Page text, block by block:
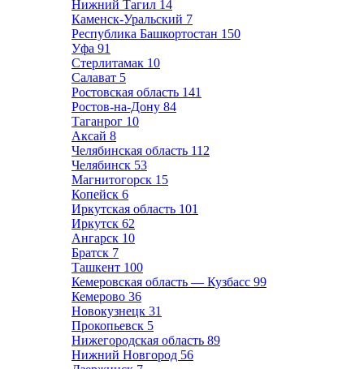
Нижний Тагил 14
Каменск-Уральский 7
Республика Башкортостан 150
Уфа 91
Стерлитамак 10
Салават 5
Ростовская область 141
Ростов-на-Дону 84
Таганрог 10
Аксай 8
Челябинская область 112
Челябинск 53
Магнитогорск 15
Копейск 6
Иркутская область 101
Иркутск 62
Ангарск 10
Братск 7
Ташкент 100
Кемеровская область — Кузбасс 99
Кемерово 36
Новокузнецк 31
Прокопьевск 5
Нижегородская область 89
Нижний Новгород 56